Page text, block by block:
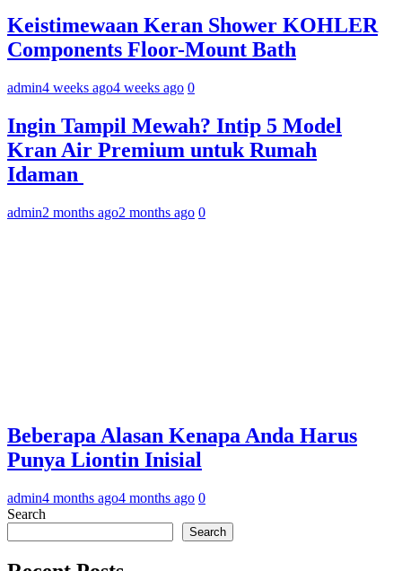
Keistimewaan Keran Shower KOHLER
Components Floor-Mount Bath
admin4 weeks ago4 weeks ago 0
Ingin Tampil Mewah? Intip 5 Model
Kran Air Premium untuk Rumah
Idaman
admin2 months ago2 months ago 0
Beberapa Alasan Kenapa Anda Harus
Punya Liontin Inisial
admin4 months ago4 months ago 0
Search
Search